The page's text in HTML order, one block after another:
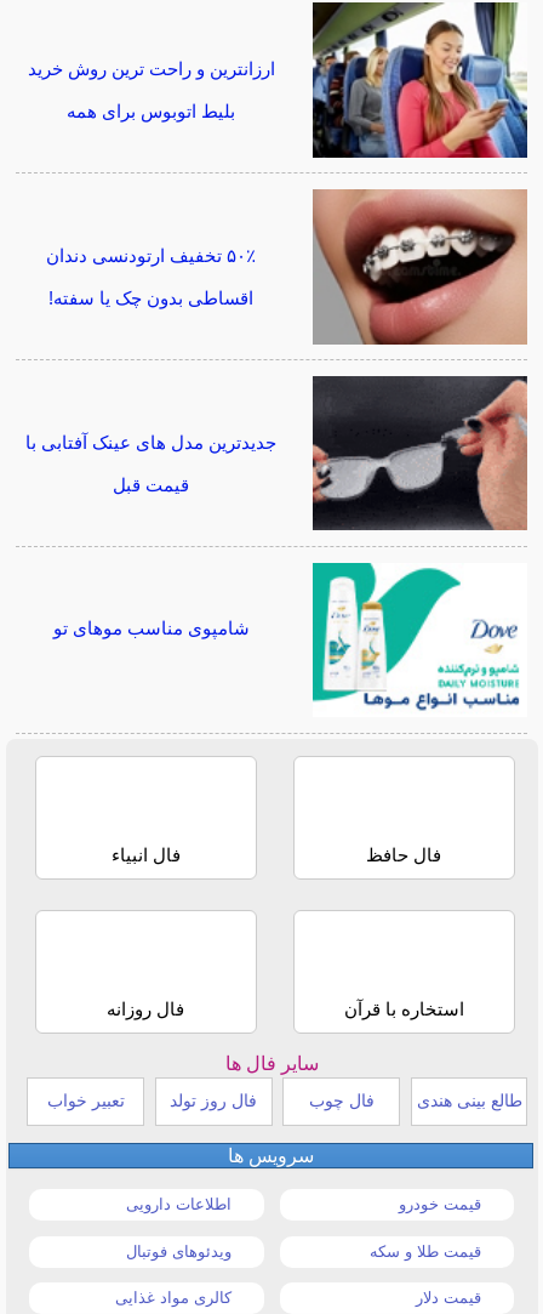
ارزانترین و راحت ترین روش خرید
بلیط اتوبوس برای همه
۵۰٪ تخفیف ارتودنسی دندان
اقساطی بدون چک یا سفته!
جدیدترین مدل های عینک آفتابی با
قیمت قبل
شامپوی مناسب موهای تو
فال حافظ فال انبیاء
استخاره با قرآن فال روزانه
سایر فال ها
طالع بینی هندی فال چوب فال روز تولد تعبیر خواب
سرویس ها
قیمت خودرو اطلاعات دارویی
قیمت طلا و سکه ویدئوهای فوتبال
قیمت دلار کالری مواد غذایی